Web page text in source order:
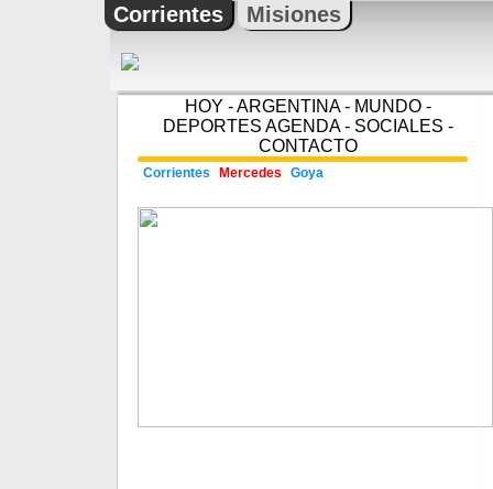
Corrientes Misiones
HOY -ARGENTINA- MUNDO -
DEPORTES AGENDA- SOCIALES -
CONTACTO
Corrientes Mercedes Goya